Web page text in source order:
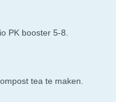
PK booster 5-8.
tea te maken.